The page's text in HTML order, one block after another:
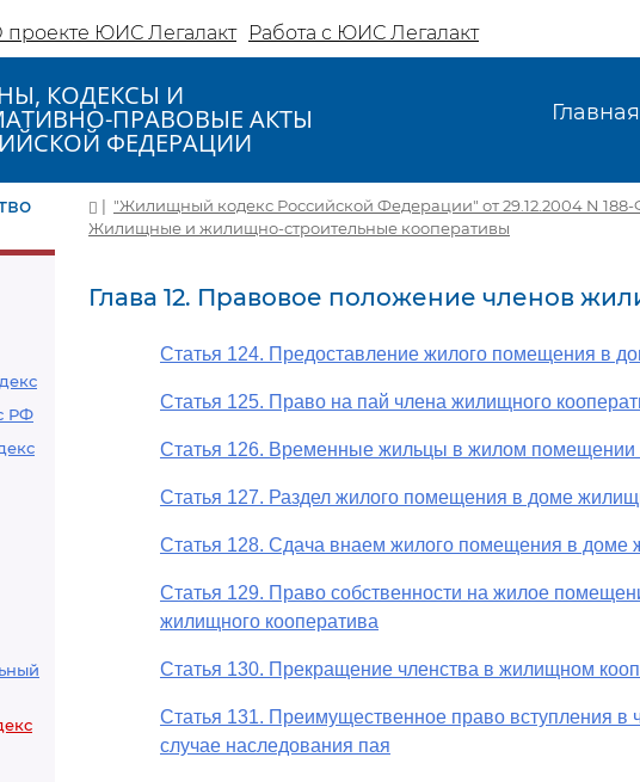
проекте ЮИС Легалакт Работа с ЮИС Легалакт
КОДЕКСЫ И
ПРАВОВЫЕ АКТЫ
ФЕДЕРАЦИИ
Главная
РФ
| "Жилищный кодекс Российской Федерации" от 29.12.2004 N 188-
Жилищные и жилищно-строительные кооперативы
Глава 12. Правовое положение членов
Статья 124. Предоставление жилого помещения в
Статья 125. Право на пай члена жилищного
Статья 126. Временные жильцы в жилом помещении
Статья 127. Раздел жилого помещения в доме
Статья 128. Сдача внаем жилого помещения в доме
Статья 129. Право собственности на жилое
жилищного кооператива
Статья 130. Прекращение членства в жилищном
Статья 131. Преимущественное право вступления в
случае наследования пая